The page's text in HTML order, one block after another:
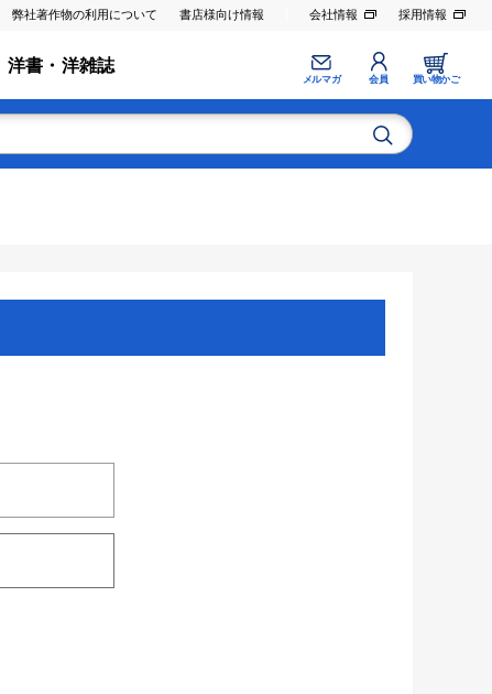
弊社著作物の利用について 書店様向け情報 会社情報 採用情報
洋書・洋雑誌
メルマガ 会員 買い物かご